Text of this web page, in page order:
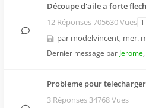
Découpe d'aile a forte
12 Réponses 705630 Vues 1
par modelvincent, mer.
Dernier message par Jerome,
Probleme pour
3 Réponses 34768 Vues